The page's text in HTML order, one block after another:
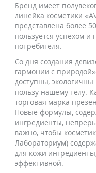
Бренд имеет
линейка косметики
представлена более
пользуется успехом
потребителя.
Со дня создания
гармонии с
доступны,
пользу нашему телу.
торговая марка
Новые формулы,
ингредиенты,
важно, чтобы
Лабораториум)
для кожи
эффективной.